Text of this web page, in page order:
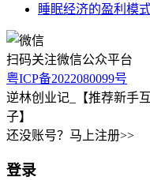
睡眠经济的盈利模
扫码关注微信公众平台
粤ICP备2022080099号
逆林创业记_【推荐新手
子】
还没账号？马上注册>>
登录